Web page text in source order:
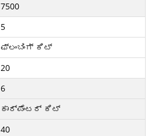
7500
5
ಫ್ಲಂಬಿಂಗ್ ಕಿಟ್
20
6
ಕಾರ್ಪೆಂಟರ್ ಕಿಟ್
40